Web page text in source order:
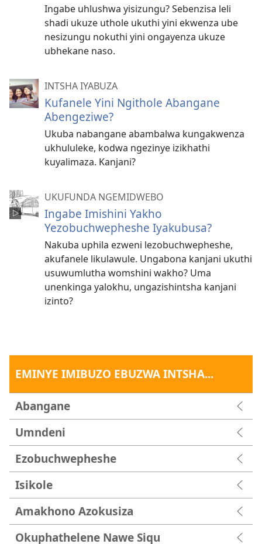
Ingabe uhlushwa yisizungu? Sebenzisa leli
shadi ukuze uthole ukuthi yini ekwenza ube
nesizungu nokuthi yini ongayenza ukuze
ubhekane naso.
INTSHA IYABUZA
Kufanele Yini Ngithole Abangane
Abengeziwe?
Ukuba nabangane abambalwa kungakwenza
ukhululeke, kodwa ngezinye izikhathi
kuyalimaza. Kanjani?
UKUFUNDA NGEMIDWEBO
Ingabe Imishini Yakho
Yezobuchwepheshe Iyakubusa?
Nakuba uphila ezweni lezobuchwepheshe,
akufanele likulawule. Ungabona kanjani ukuthi
usuwumlutha womshini wakho? Uma
unenkinga yalokhu, ungazishintsha kanjani
izinto?
EMINYE IMIBUZO EBUZWA INTSHA...
Abangane
Umndeni
Ezobuchwepheshe
Isikole
Amakhono Azokusiza
Okuphathelene Nawe Siqu